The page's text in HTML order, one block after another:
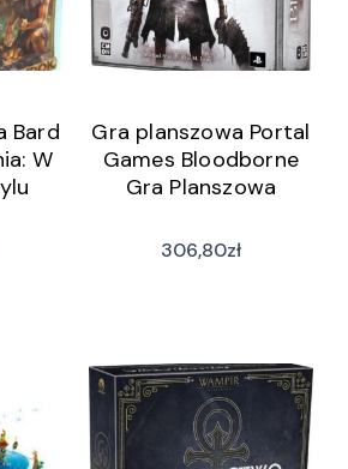
Bard
W
Gra planszowa Portal
Games Bloodborne
Gra Planszowa
306,80zł